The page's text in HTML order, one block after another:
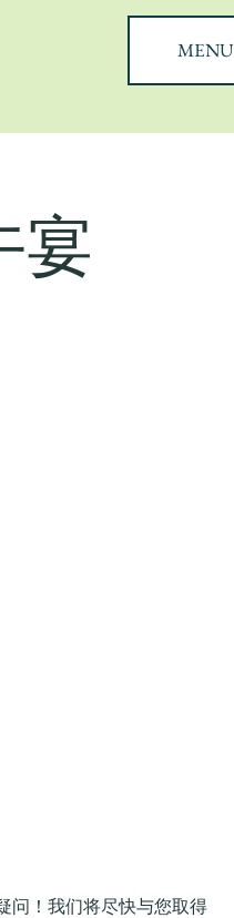
MENU
宴
问！我们将尽快与您取得